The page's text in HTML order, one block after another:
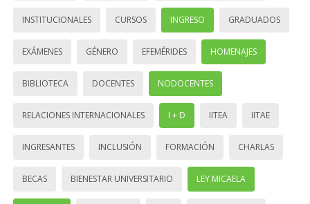
INSTITUCIONALES CURSOS INGRESO GRADUADOS
EXÁMENES GÉNERO EFEMÉRIDES HOMENAJES
BIBLIOTECA DOCENTES NODOCENTES
RELACIONES INTERNACIONALES I + D IITEA IITAE
INGRESANTES INCLUSIÓN FORMACIÓN CHARLAS
BECAS BIENESTAR UNIVERSITARIO LEY MICAELA